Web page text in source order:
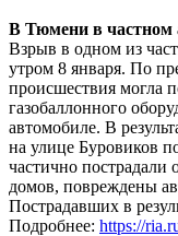
В Тюмени в частном
Взрыв в одном из
утром 8 января. По
происшествия могла
газобаллонного
автомобиле. В
на улице Буровиков
частично пострадали
домов, повреждены
Пострадавших в
Подробнее: https://